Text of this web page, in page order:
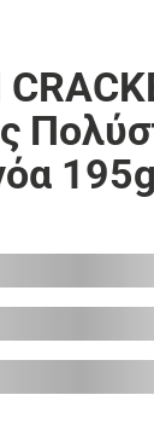
195g